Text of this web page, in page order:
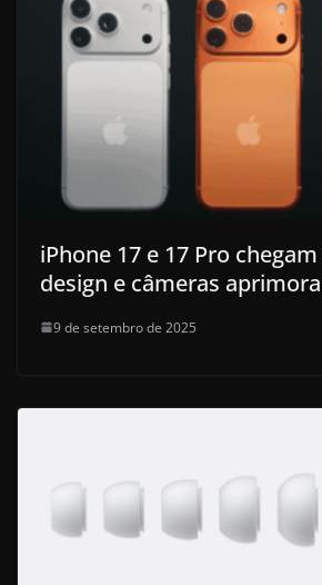
iPhone 17 e 17 Pro
design e câmeras
9 de setembro de 2025